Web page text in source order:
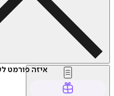
איזה פורמט